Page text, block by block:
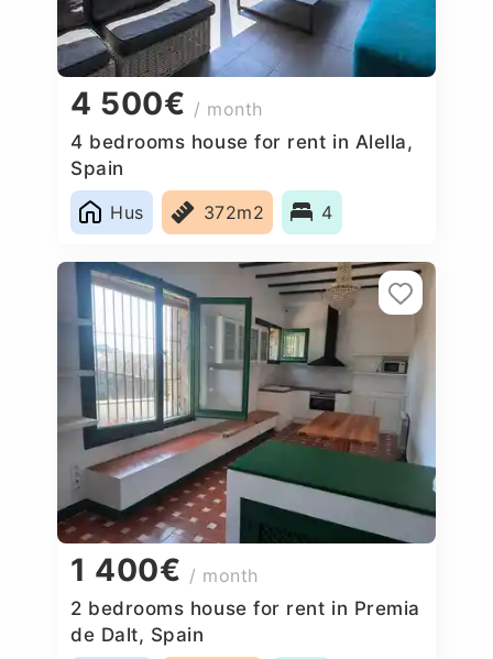
4 500€ / month
4 bedrooms house for rent in Alella,
Spain
Hus
372m2 4
1 400€ / month
2 bedrooms house for rent in Premia
de Dalt, Spain